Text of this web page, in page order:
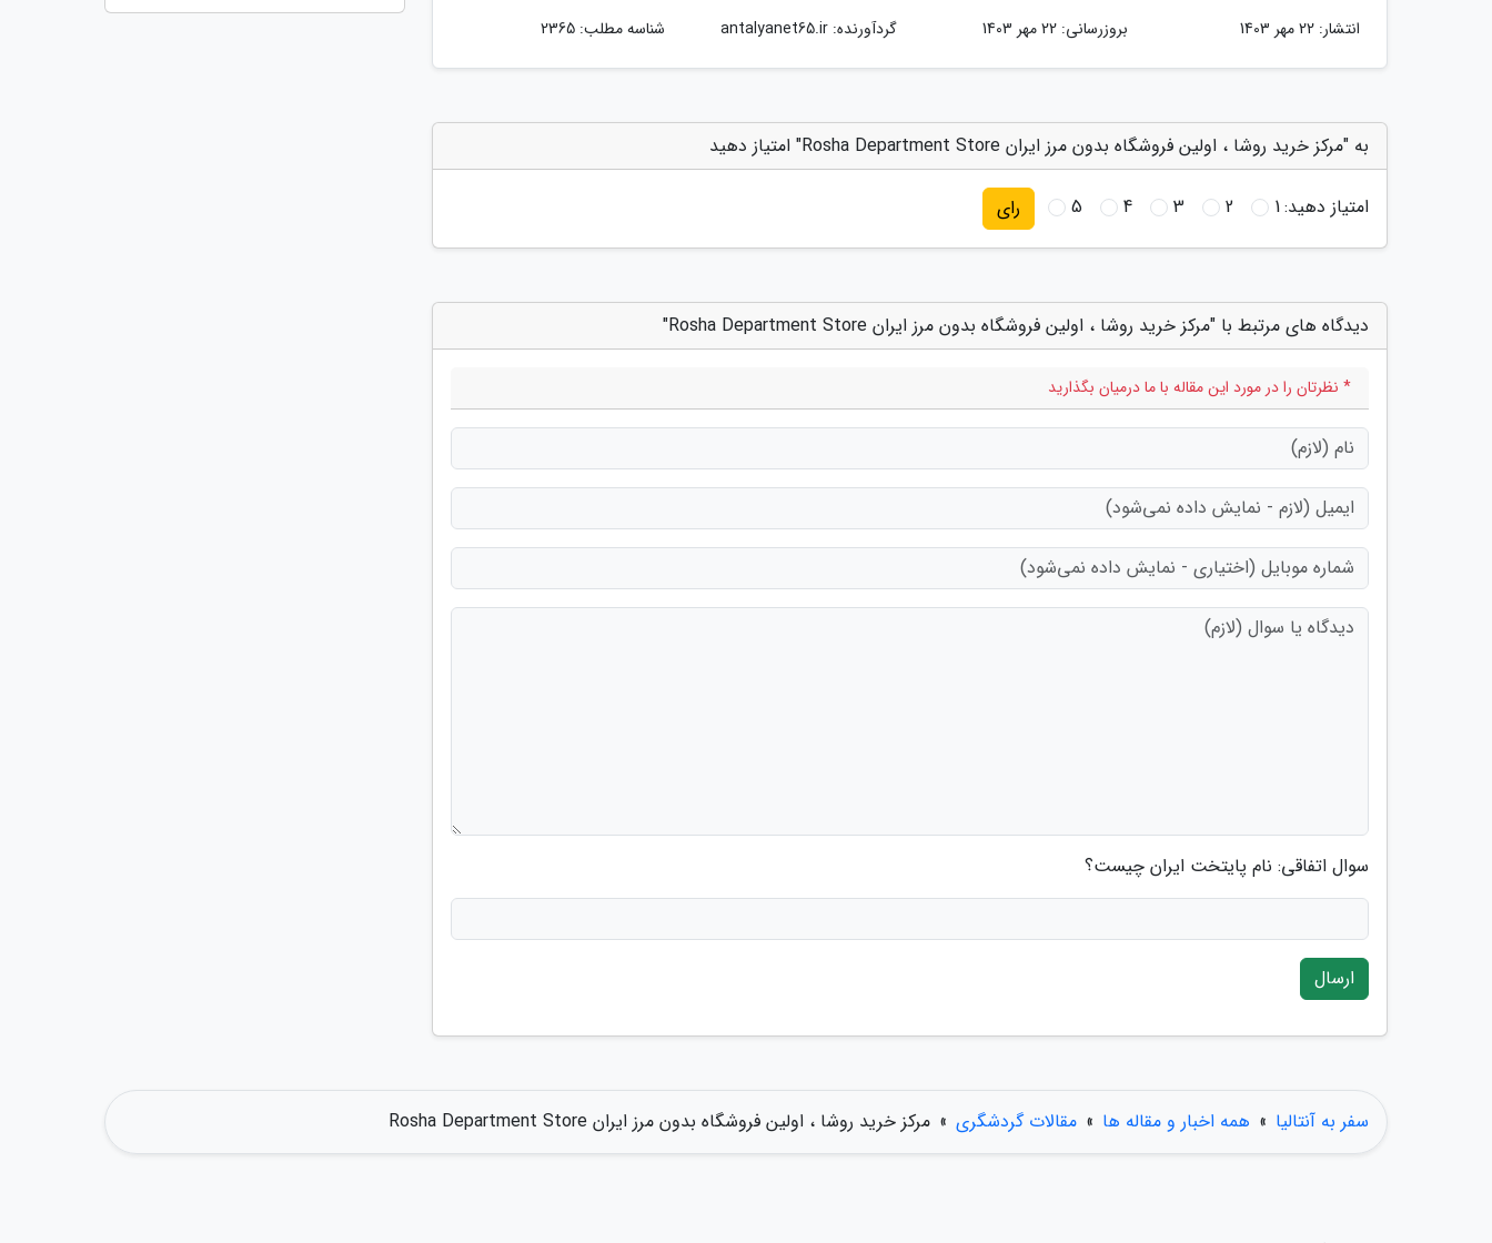
انتشار: 22 مهر 1403 بروزرسانی: 22 مهر 1403 گردآورنده:antalyanet65.ir شناسه مطلب: 2365
به "مرکز خرید روشا ، اولین فروشگاه بدون مرز ایران Rosha Department Store" امتیاز دهید
امتیاز دهید:1
2
3
4
5 رای
دیدگاه های مرتبط با "مرکز خرید روشا ، اولین فروشگاه بدون مرز ایران Rosha Department Store"
* نظرتان را در مورد این مقاله با ما درمیان بگذارید
سوال اتفاقی: نام پایتخت ایران چیست؟
ارسال
سفر به آنتالیا » همه اخبار و مقاله ها » مقالات گردشگری » مرکز خرید روشا ، اولین فروشگاه بدون مرز ایران Rosha Department Store